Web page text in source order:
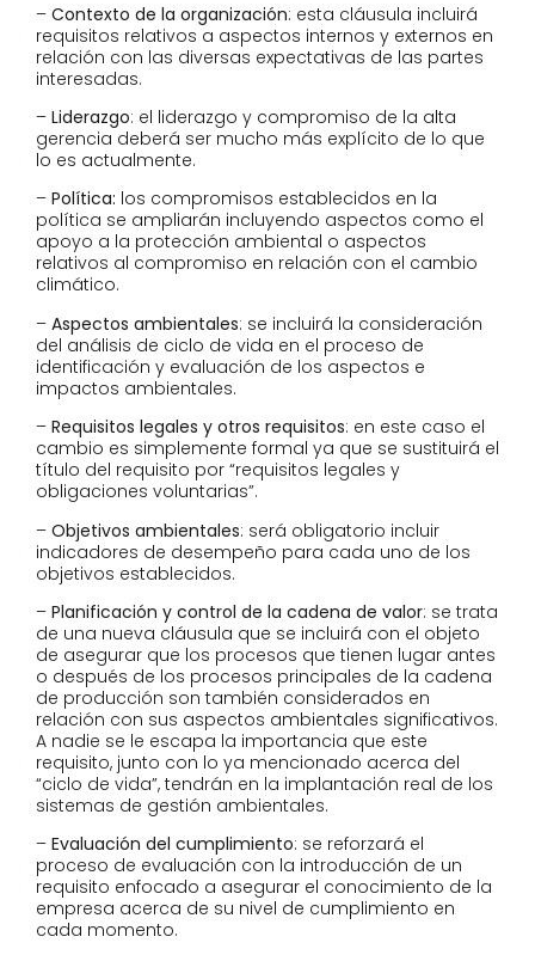
– Contexto de la organización: esta cláusula incluirá
requisitos relativos a aspectos internos y externos en
relación con las diversas expectativas de las partes
interesadas.
– Liderazgo: el liderazgo y compromiso de la alta
gerencia deberá ser mucho más explícito de lo que
lo es actualmente.
– Política: los compromisos establecidos en la
política se ampliarán incluyendo aspectos como el
apoyo a la protección ambiental o aspectos
relativos al compromiso en relación con el cambio
climático.
– Aspectos ambientales: se incluirá la consideración
del análisis de ciclo de vida en el proceso de
identificación y evaluación de los aspectos e
impactos ambientales.
– Requisitos legales y otros requisitos: en este caso el
cambio es simplemente formal ya que se sustituirá el
título del requisito por “requisitos legales y
obligaciones voluntarias”.
– Objetivos ambientales: será obligatorio incluir
indicadores de desempeño para cada uno de los
objetivos establecidos.
– Planificación y control de la cadena de valor: se trata
de una nueva cláusula que se incluirá con el objeto
de asegurar que los procesos que tienen lugar antes
o después de los procesos principales de la cadena
de producción son también considerados en
relación con sus aspectos ambientales significativos.
A nadie se le escapa la importancia que este
requisito, junto con lo ya mencionado acerca del
“ciclo de vida”, tendrán en la implantación real de los
sistemas de gestión ambientales.
– Evaluación del cumplimiento: se reforzará el
proceso de evaluación con la introducción de un
requisito enfocado a asegurar el conocimiento de la
empresa acerca de su nivel de cumplimiento en
cada momento.